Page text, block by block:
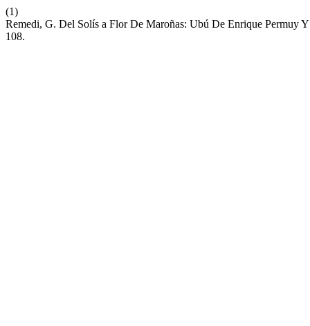
(1)
Remedi, G. Del Solís a Flor De Maroñas: Ubú De Enrique Permuy
108.